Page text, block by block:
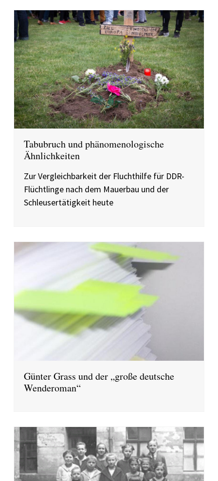
Tabubruch und phänomenologische
Ähnlichkeiten
Zur Vergleichbarkeit der Fluchthilfe für DDR-
Flüchtlinge nach dem Mauerbau und der
Schleusertätigkeit heute
Günter Grass und der „große deutsche
Wenderoman“